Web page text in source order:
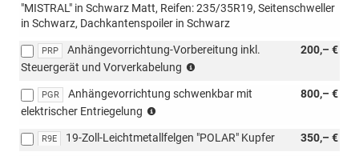
"MISTRAL" in Schwarz Matt, Reifen: 235/35R19, Seitenschweller
in Schwarz, Dachkantenspoiler in Schwarz
PRP 200,– €
Anhängevorrichtung-Vorbereitung inkl.
Steuergerät und Vorverkabelung
mit:
schwenkbar)
PGR 800,– €
Anhängevorrichtung schwenkbar mit
elektrischer Entriegelung
mit:
R9E 350,– €
19-Zoll-Leichtmetallfelgen "POLAR" Kupfer